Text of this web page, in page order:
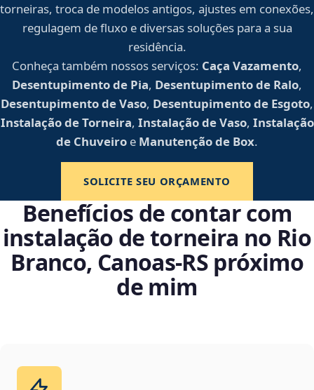
torneiras, troca de modelos antigos, ajustes em conexões,
regulagem de fluxo e diversas soluções para a sua
residência.
Conheça também nossos serviços: Caça Vazamento,
Desentupimento de Pia, Desentupimento de Ralo,
Desentupimento de Vaso, Desentupimento de Esgoto,
Instalação de Torneira, Instalação de Vaso, Instalação
de Chuveiro e Manutenção de Box.
SOLICITE SEU ORÇAMENTO
Benefícios de contar com
instalação de torneira no Rio
Branco, Canoas‑RS próximo
de mim